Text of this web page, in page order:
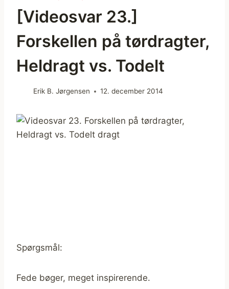
[Videosvar 23.]
Forskellen på tørdragter,
Heldragt vs. Todelt
Erik B. Jørgensen 12. december 2014
Spørgsmål:
Fede bøger, meget inspirerende.